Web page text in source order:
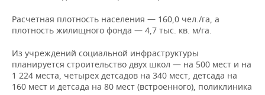
Расчетная плотность населения — 160,0 чел./га, а
плотность жилищного фонда — 4,7 тыс. кв. м/га.
Из учреждений социальной инфраструктуры
планируется строительство двух школ — на 500 мест и на
1 224 места, четырех детсадов на 340 мест, детсада на
160 мест и детсада на 80 мест (встроенного), поликлиника